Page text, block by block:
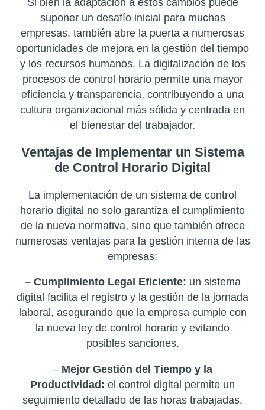
suponer un desafío inicial para muchas
empresas, también abre la puerta a numerosas
oportunidades de mejora en la gestión del tiempo
y los recursos humanos. La digitalización de los
procesos de control horario permite una mayor
eficiencia y transparencia, contribuyendo a una
cultura organizacional más sólida y centrada en
el bienestar del trabajador.
Ventajas de Implementar un Sistema
de Control Horario Digital
La implementación de un sistema de control
horario digital no solo garantiza el cumplimiento
de la nueva normativa, sino que también ofrece
numerosas ventajas para la gestión interna de las
empresas:
– Cumplimiento Legal Eficiente: un sistema
digital facilita el registro y la gestión de la jornada
laboral, asegurando que la empresa cumple con
la nueva ley de control horario y evitando
posibles sanciones.
– Mejor Gestión del Tiempo y la
Productividad: el control digital permite un
seguimiento detallado de las horas trabajadas,